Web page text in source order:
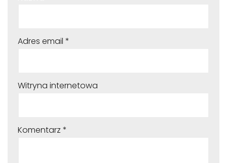
Adres email *
Witryna internetowa
Komentarz *